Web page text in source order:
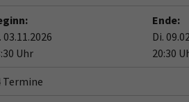
03.11.2026
Uhr
Ende:
Di.
20:30
Termine